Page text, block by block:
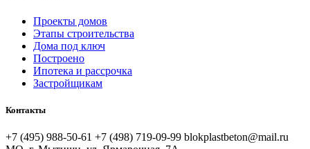
Проекты домов
Этапы строительства
Дома под ключ
Построено
Ипотека и рассрочка
Застройщикам
Контакты
+7 (495) 988-50-61 +7 (498) 719-09-99 blokplastbeton@mail.ru